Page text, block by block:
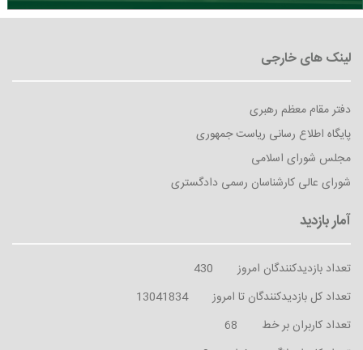
دفتر مقام معظم رهبری
پایگاه اطلاع رسانی ریاست جمهوری
مجلس شورای اسلامی
شورای عالی کارشناسان رسمی دادگستری
تعداد بازدیدکنندگان امروز
430
تعداد کل بازدیدکنندگان تا امروز
13041834
تعداد کاربران بر خط
68